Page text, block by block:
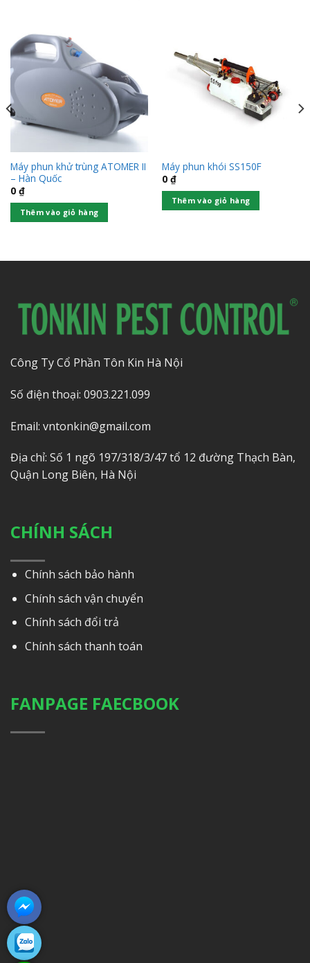
Máy phun khử trùng ATOMER II
– Hàn Quốc
0 ₫
Thêm vào giỏ hàng
Máy phun khói SS150F
0 ₫
Thêm vào giỏ hàng
Công Ty Cổ Phần Tôn Kin Hà Nội
Số điện thoại: 0903.221.099
Email: vntonkin@gmail.com
Địa chỉ: Số 1 ngõ 197/318/3/47 tổ 12 đường Thạch Bàn,
Quận Long Biên, Hà Nội
CHÍNH SÁCH
Chính sách bảo hành
Chính sách vận chuyển
Chính sách đổi trả
Chính sách thanh toán
FANPAGE FAECBOOK